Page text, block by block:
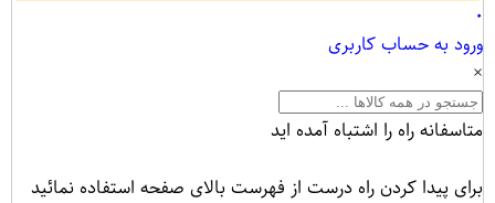
۰
ورود به حساب کاربری
×
متاسفانه راه را اشتباه آمده اید
برای پیدا کردن راه درست از فهرست بالای صفحه استفاده نمائید